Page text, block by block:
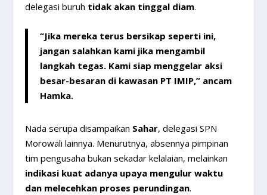
delegasi buruh tidak akan tinggal diam.
“Jika mereka terus bersikap seperti ini,
jangan salahkan kami jika mengambil
langkah tegas. Kami siap menggelar aksi
besar-besaran di kawasan PT IMIP,” ancam
Hamka.
Nada serupa disampaikan Sahar, delegasi SPN
Morowali lainnya. Menurutnya, absennya pimpinan
tim pengusaha bukan sekadar kelalaian, melainkan
indikasi kuat adanya upaya mengulur waktu
dan melecehkan proses perundingan.